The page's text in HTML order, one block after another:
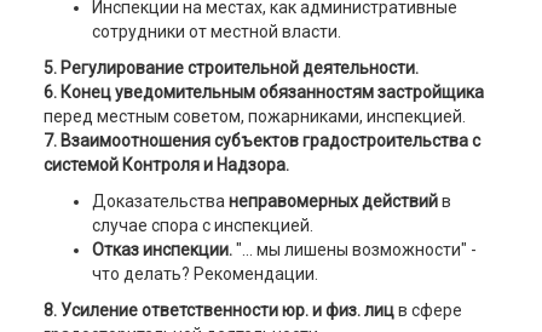
Инспекции на местах, как административные
сотрудники от местной власти.
5. Регулирование строительной деятельности.
6. Конец уведомительным обязанностям застройщика
перед местным советом, пожарниками, инспекцией.
7. Взаимоотношения субъектов градостроительства с
системой Контроля и Надзора.
Доказательстванеправомерных действийв
случае спора с инспекцией.
Отказ инспекции."... мы лишены возможности" -
что делать? Рекомендации.
8. Усиление ответственности юр. и физ. лицв сфере